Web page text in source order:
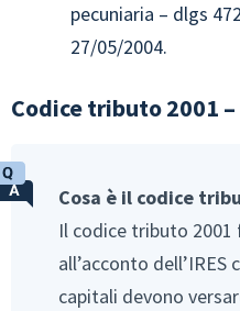
pecuniaria – dlgs
27/05/2004.
Codice tributo 2001
Cosa è il codice
Il codice tributo
all’acconto dell’IRES
capitali devono